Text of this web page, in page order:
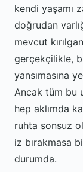
kendi yaşamı
doğrudan
mevcut
gerçekçilikle,
yansımasına
Ancak tüm bu
hep aklımda
ruhta sonsuz
iz bırakmasa
durumda.